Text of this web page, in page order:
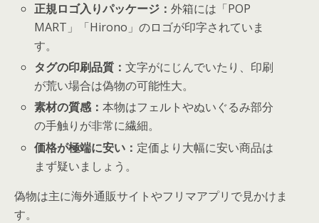
正規ロゴ入りパッケージ：外箱には「POP
MART」「Hirono」のロゴが印字されていま
す。
タグの印刷品質：文字がにじんでいたり、印刷
が荒い場合は偽物の可能性大。
素材の質感：本物はフェルトやぬいぐるみ部分
の手触りが非常に繊細。
価格が極端に安い： 定価より大幅に安い商品は
まず疑いましょう。
偽物は主に海外通販サイトやフリマアプリで見かけま
す。